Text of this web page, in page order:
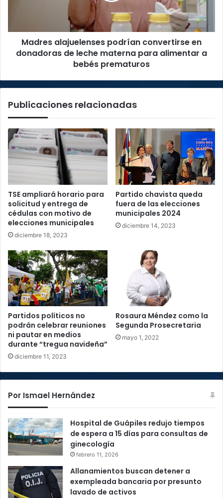
materna
alimentar
prematuros
Madres alajuelenses podrían convertirse en
donadoras de leche materna para alimentar a
bebés prematuros
Publicaciones relacionadas
TSE ampliará horario para
solicitud y entrega de
cédulas con motivo de
elecciones municipales
diciembre 18, 2023
Partido chavista queda
fuera de las elecciones
municipales 2024
diciembre 14, 2023
Partidos políticos no
podrán celebrar reuniones
ni pautar en medios
durante “tregua navideña”
diciembre 11, 2023
Rosaura Méndez como la
Segunda Prosecretaria
mayo 1, 2022
Por Ismael Hernández
Hospital de Guápiles redujo tiempos
de espera a 15 días para consultas de
ginecología
febrero 11, 2026
Allanamientos buscan detener a
exempleada bancaria por presunto
lavado de activos